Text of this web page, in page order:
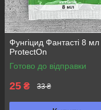
Фунгіцид Фантасті 8 мл
ProtectOn
Готово до відправки
25 ₴ 33 ₴